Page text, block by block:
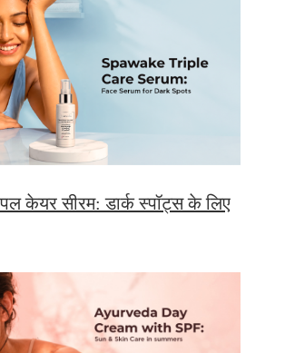
केयर सीरम: डार्क स्पॉट्स के लिए